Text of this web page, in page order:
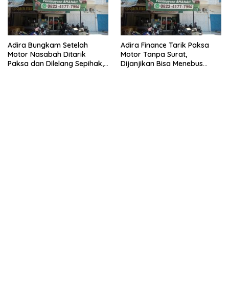
Adira Bungkam Setelah
Motor Nasabah Ditarik
Paksa dan Dilelang Sepihak,
Adira Finance Tarik Paksa
Motor Tanpa Surat,
Dijanjikan Bisa Menebus